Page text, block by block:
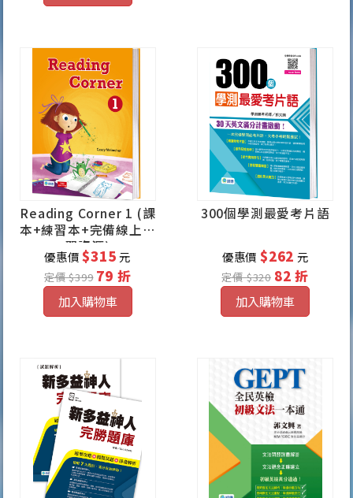
Reading Corner 1 (課
本+練習本+完備線上學
習資源)
優惠價$315元
定價 $399 79 折
加入購物車
300個學測最愛考片語
優惠價 $262 元
定價 $320 82 折
加入購物車